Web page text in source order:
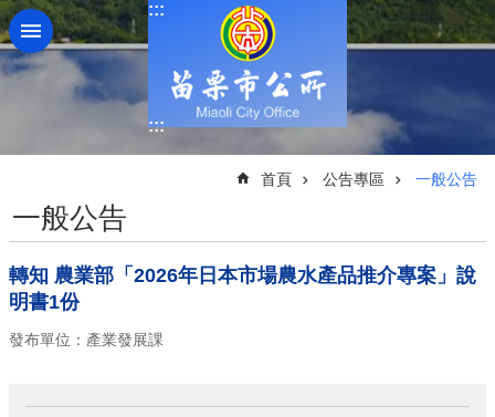
跳到主要內容區塊
:::
:::
首頁 公告專區 一般公告
一般公告
轉知 農業部「2026年日本市場農水產品推介專案」說
明書1份
發布單位：產業發展課